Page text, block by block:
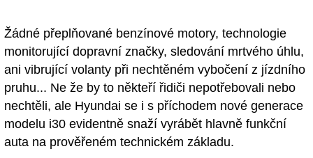
Žádné přeplňované benzínové motory, technologie
monitorující dopravní značky, sledování mrtvého úhlu,
ani vibrující volanty při nechtěném vybočení z jízdního
pruhu... Ne že by to někteří řidiči nepotřebovali nebo
nechtěli, ale Hyundai se i s příchodem nové generace
modelu i30 evidentně snaží vyrábět hlavně funkční
auta na prověřeném technickém základu.